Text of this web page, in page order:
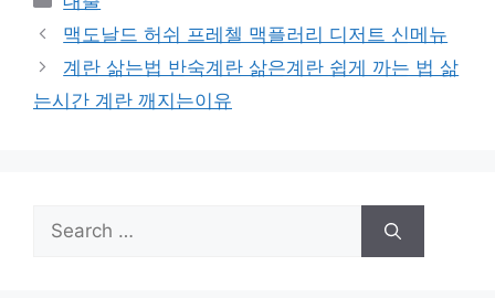
맥도날드 허쉬 프레첼 맥플러리 디저트 신메뉴
계란 삶는법 반숙계란 삶은계란 쉽게 까는 법 삶
는시간 계란 깨지는이유
Search
for: